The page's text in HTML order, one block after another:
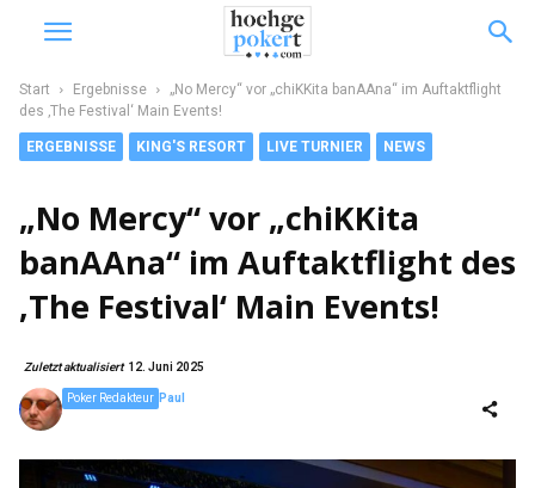
Start Ergebnisse
„No Mercy“ vor „chiKKita banAAna“ im Auftaktflight
des ‚The Festival‘ Main Events!
ERGEBNISSE KING'S RESORT LIVE TURNIER NEWS
„No Mercy“ vor „chiKKita
banAAna“ im Auftaktflight des
‚The Festival‘ Main Events!
Zuletzt aktualisiert 12. Juni 2025
Paul
Poker Redakteur